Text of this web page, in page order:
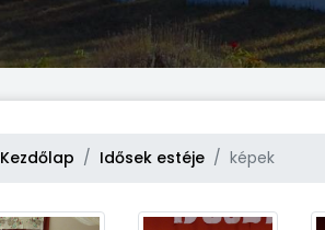
Kezdőlap Idősek estéje képek